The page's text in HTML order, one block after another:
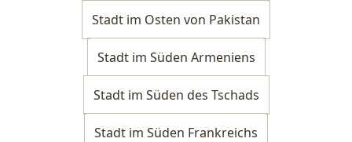
Stadt im Osten von Pakistan
Stadt im Süden Armeniens
Stadt im Süden des Tschads
Stadt im Süden Frankreichs